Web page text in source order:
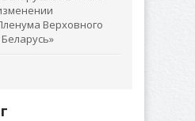
Верховного